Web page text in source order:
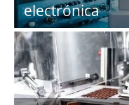
electrónica